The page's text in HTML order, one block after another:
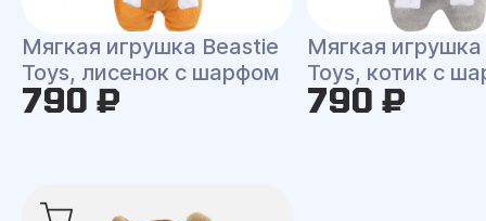
Мягкая игрушка Beastie
Toys, лисенок с шарфом
790 ₽
Мягкая
Toys, котик с
790 ₽